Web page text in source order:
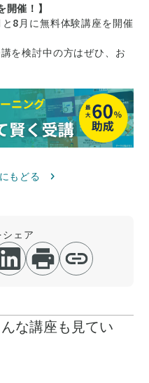
開催！】
8月に無料体験講座を開催
を検討中の方はぜひ、お
もどる
ェア
な講座も見てい